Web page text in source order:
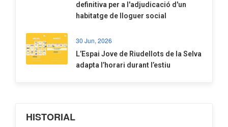
definitiva per a l'adjudicació d'un
habitatge de lloguer social
30 Jun, 2026
​L’Espai Jove de Riudellots de la Selva
adapta l’horari durant l’estiu
HISTORIAL